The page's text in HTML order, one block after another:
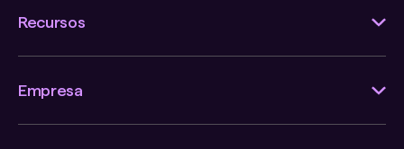
Recursos
Empresa